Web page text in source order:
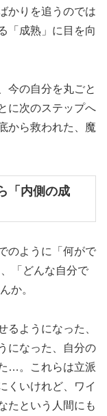
かりを追うのでは
「成熟」に目を向
今の自分を丸ごと
に次のステップへ
から救われた、魔
「内側の成
のように「何がで
「どんな自分で
か。
るようになった、
になった、自分の
…。これらは立派
くいけれど、ワイ
たという人間にも